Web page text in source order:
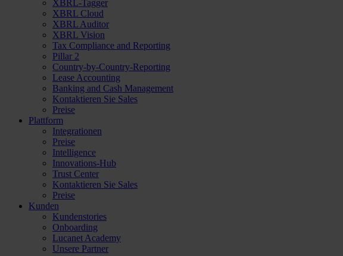
XBRL-Tagger
XBRL Cloud
XBRL Auditor
XBRL Vision
Tax Compliance and Reporting
Pillar 2
Country-by-Country-Reporting
Lease Accounting
Banking and Cash Management
Kontaktieren Sie Sales
Preise
Plattform
Integrationen
Preise
Intelligence
Innovations-Hub
Trust Center
Kontaktieren Sie Sales
Preise
Kunden
Kundenstories
Onboarding
Lucanet Academy
Unsere Partner